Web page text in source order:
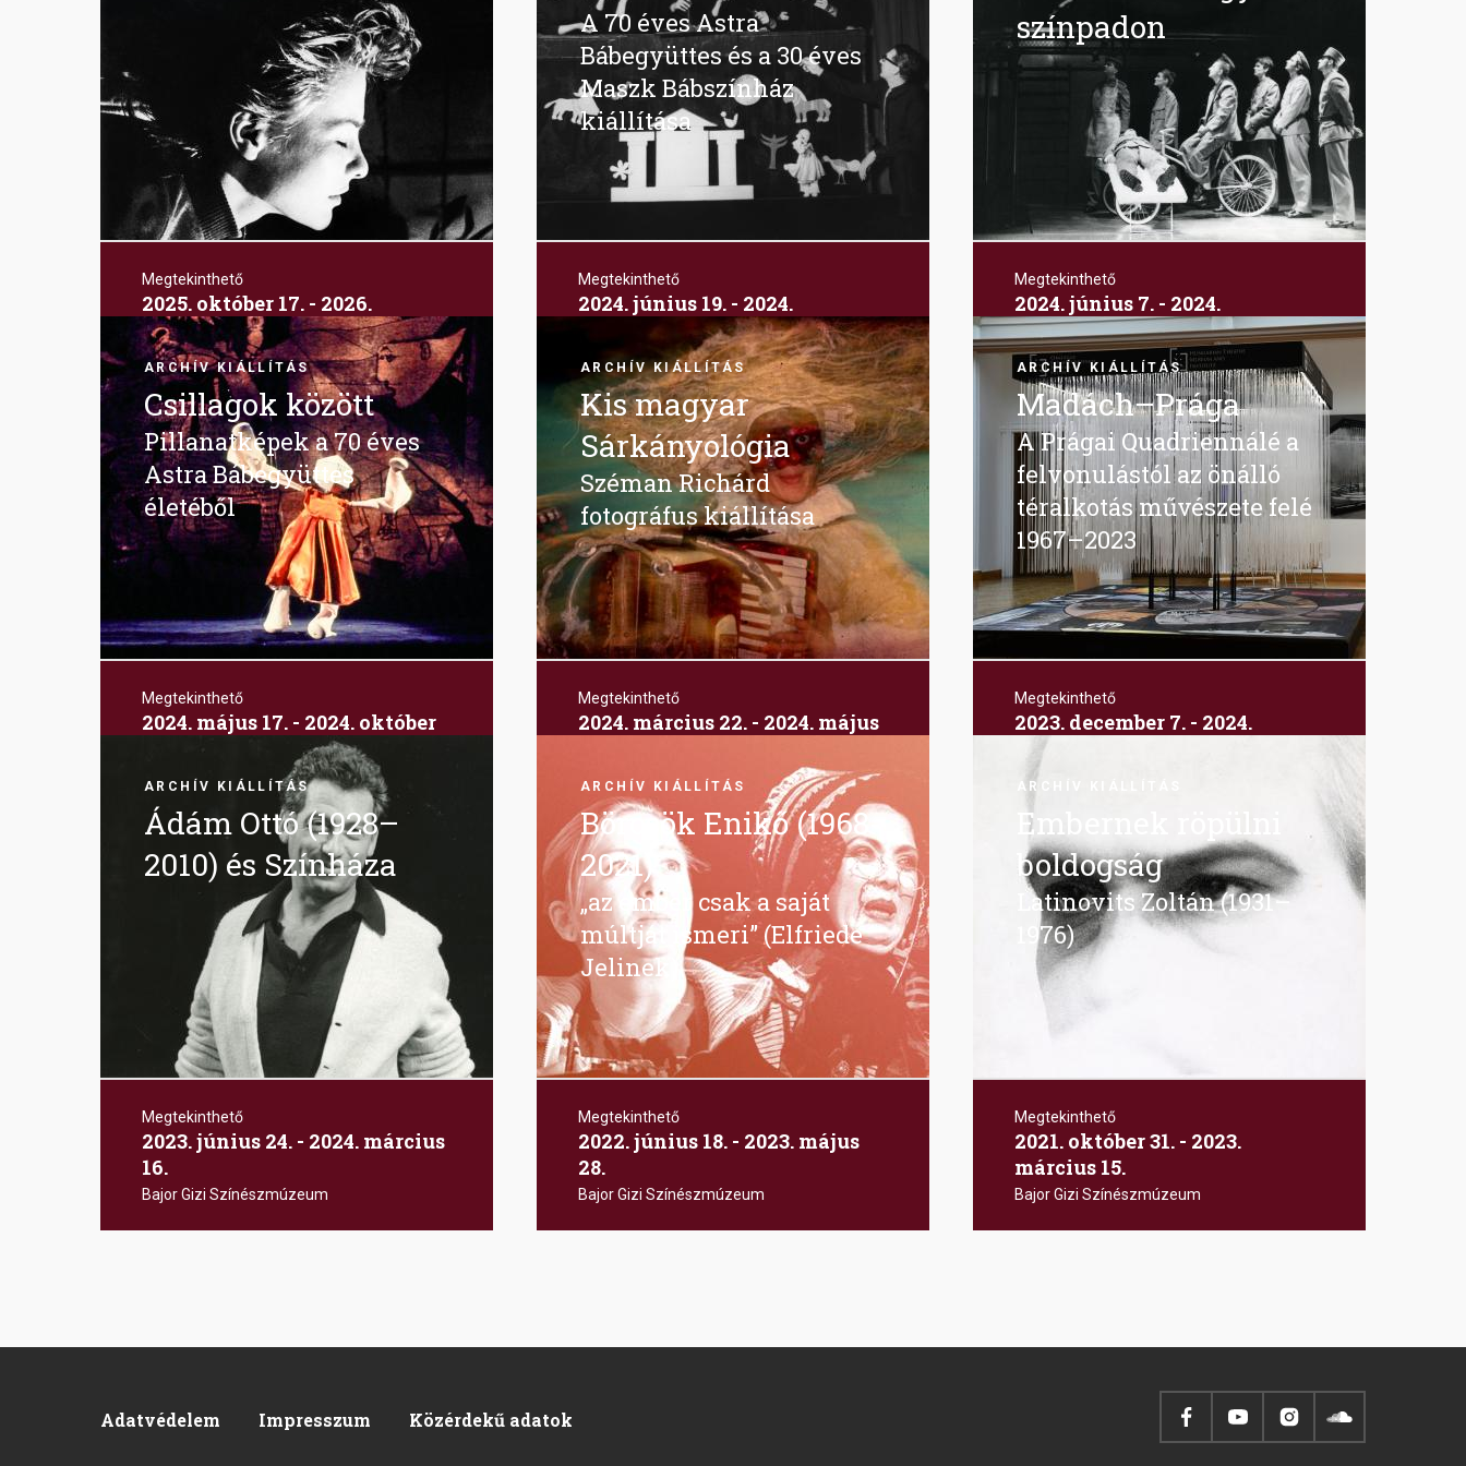
Megtekinthető
2025. október 17. - 2026.
március 8.
Bajor Gizi Színészmúzeum
A 70 éves Astra
Bábegyüttes és a 30 éves
Maszk Bábszínház
kiállítása
Megtekinthető
2024. június 19. - 2024.
szeptember 22.
Pesti Vigadó
színpadon
Megtekinthető
2024. június 7. - 2024.
november 17.
Bajor Gizi Színészmúzeum
Image
ARCHÍV KIÁLLÍTÁS
Csillagok között
Pillanatképek a 70 éves
Astra Bábegyüttes
életéből
Megtekinthető
2024. május 17. - 2024. október
Bajor Gizi Színészmúzeum kertje
ARCHÍV KIÁLLÍTÁS
Kis magyar
Sárkányológia
Széman Richárd
fotográfus kiállítása
Megtekinthető
2024. március 22. - 2024. május
Bajor Gizi Színészmúzeum
Image
ARCHÍV KIÁLLÍTÁS
Madách–Prága
A Prágai Quadriennálé a
felvonulástól az önálló
téralkotás művészete felé
1967–2023
Megtekinthető
2023. december 7. - 2024.
február 18.
ARCHÍV KIÁLLÍTÁS
Ádám Ottó (1928–
2010) és Színháza
Megtekinthető
2023. június 24. - 2024. március
16.
Bajor Gizi Színészmúzeum
ARCHÍV KIÁLLÍTÁS
Börcsök Enikő (1968-
2021)
„az ember csak a saját
múltját ismeri” (Elfriede
Jelinek)
Megtekinthető
2022. június 18. - 2023. május
28.
Bajor Gizi Színészmúzeum
ARCHÍV KIÁLLÍTÁS
Embernek röpülni
boldogság
Latinovits Zoltán (1931–
1976)
Megtekinthető
2021. október 31. - 2023.
március 15.
Bajor Gizi Színészmúzeum
Oldalszámozás
Adatvédelem Impresszum Közérdekű adatok